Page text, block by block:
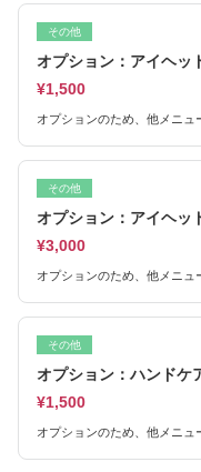
その他
オプション：アイヘッ
¥1,500
オプションのため、他メニュ
その他
オプション：アイヘッ
¥3,000
オプションのため、他メニュ
その他
オプション：ハンドケ
¥1,500
オプションのため、他メニュ